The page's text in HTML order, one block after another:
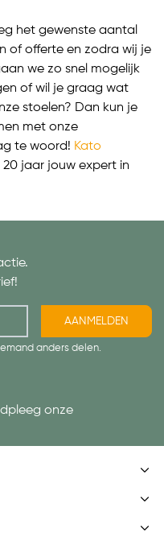
het gewenste aantal
of offerte en zodra wij je
we zo snel mogelijk
of wil je graag wat
stoelen? Dan kun je
met onze
te woord! Kato
20 jaar jouw expert in
AANMELDEN
anders delen.
onze